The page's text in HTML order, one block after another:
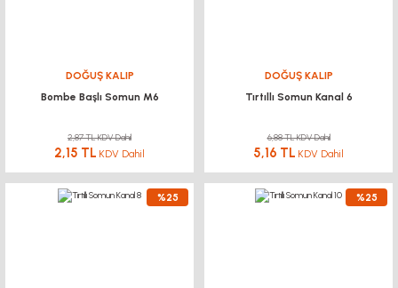
DOĞUŞ KALIP
Bombe Başlı Somun M6
2,87 TL KDV Dahil
2,15 TL KDV Dahil
DOĞUŞ KALIP
Tırtıllı Somun Kanal 6
6,88 TL KDV Dahil
5,16 TL KDV Dahil
%25 %25